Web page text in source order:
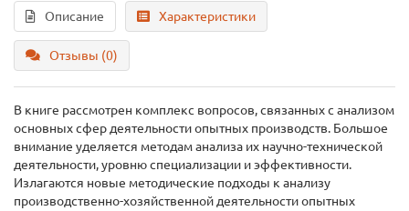
Описание Характеристики
Отзывы (0)
В книге рассмотрен комплекс вопросов, связанных с анализом
основных сфер деятельности опытных производств. Большое
внимание уделяется методам анализа их научно-технической
деятельности, уровню специализации и эффективности.
Излагаются новые методические подходы к анализу
производственно-хозяйственной деятельности опытных